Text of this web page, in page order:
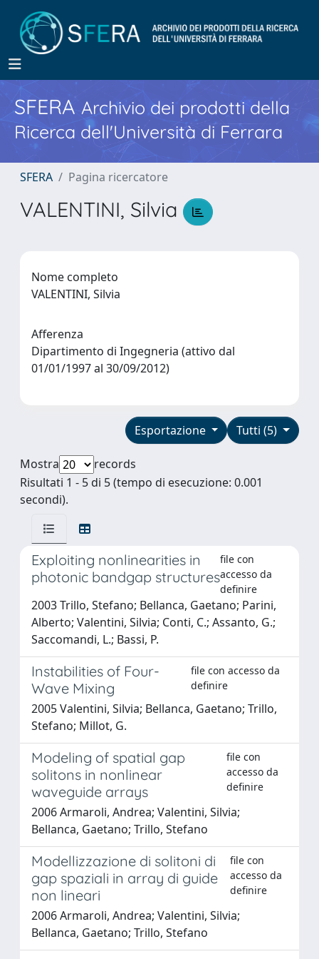
SFERA Archivio dei prodotti della
Ricerca dell'Università di Ferrara
SFERA Pagina ricercatore
VALENTINI, Silvia
Nome completo
VALENTINI, Silvia
Afferenza
Dipartimento di Ingegneria (attivo dal
01/01/1997 al 30/09/2012)
Tutti (5)
Esportazione
Mostra
records
Risultati 1 - 5 di 5 (tempo di esecuzione: 0.001
secondi).
Exploiting nonlinearities in
photonic bandgap structures
file con
accesso da
definire
2003 Trillo, Stefano; Bellanca, Gaetano; Parini,
Alberto; Valentini, Silvia; Conti, C.; Assanto, G.;
Saccomandi, L.; Bassi, P.
Instabilities of Four-
Wave Mixing
file con accesso da
definire
2005 Valentini, Silvia; Bellanca, Gaetano; Trillo,
Stefano; Millot, G.
Modeling of spatial gap
solitons in nonlinear
waveguide arrays
file con
accesso da
definire
2006 Armaroli, Andrea; Valentini, Silvia;
Bellanca, Gaetano; Trillo, Stefano
Modellizzazione di solitoni di
gap spaziali in array di guide
non lineari
file con
accesso da
definire
2006 Armaroli, Andrea; Valentini, Silvia;
Bellanca, Gaetano; Trillo, Stefano